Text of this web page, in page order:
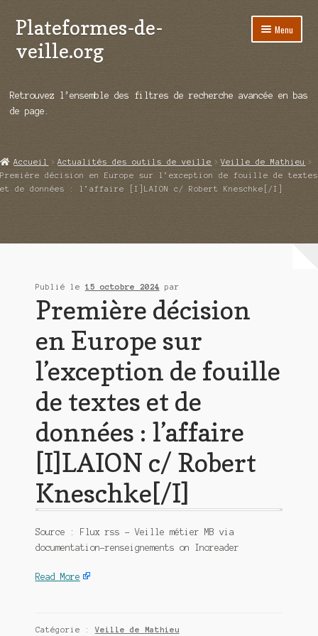
Aller
à
la
Aller
au
contenu
Plateformes-de-
veille.org
Menu
Répertoire d’ouitils
Démos vidéos
Ouvrir
Qui sommes-nous ?
Retrouvez l’ensemble des filtres de recherche avancée en bas
de page.
Accueil Actualités des outils de veille
Veille de Mathieu
Première décision en Europe sur l’exception de fouille de textes
et de données : l’affaire [I]LAION c/ Robert Kneschke[/I]
Publié le 15 octobre 2024 par
Première décision
en Europe sur
l’exception de fouille
de textes et de
données : l’affaire
[I]LAION c/ Robert
Kneschke[/I]
Source : Flux rss – Veille métier MB via
documentation-renseignements on Inoreader
Read More
Catégorie :Veille de Mathieu